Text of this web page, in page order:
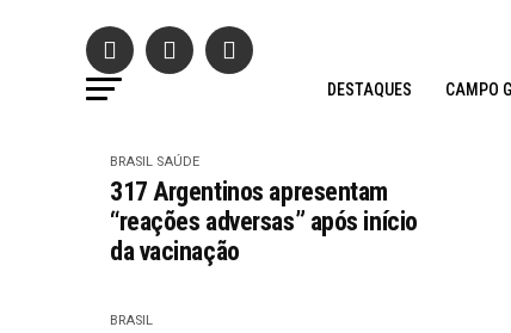
DESTAQUES CAMPO
BRASIL SAÚDE
317 Argentinos apresentam
“reações adversas” após início
da vacinação
BRASIL